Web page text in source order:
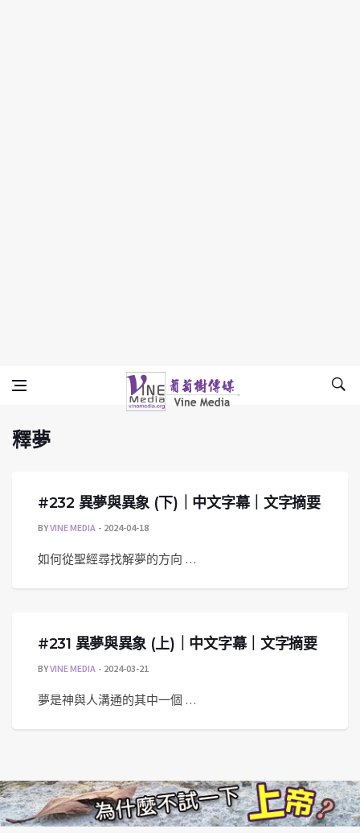
釋夢
Vine Media
葡萄樹傳媒
釋夢
#232 異夢與異象 (下)｜中文字幕｜文字摘要
BYVINE MEDIA 2024-04-18
如何從聖經尋找解夢的方向 …
#231 異夢與異象 (上)｜中文字幕｜文字摘要
BYVINE MEDIA 2024-03-21
夢是神與人溝通的其中一個 …